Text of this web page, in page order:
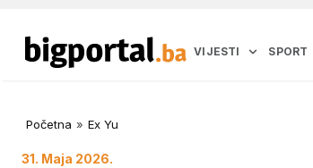
VIJESTI SPORT
Početna » Ex Yu
31. Maja 2026.